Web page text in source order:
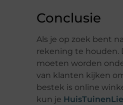
Conclusie
Als je op zoek bent
rekening te houden.
moeten worden
van klanten kijken
bestek is online
kun je